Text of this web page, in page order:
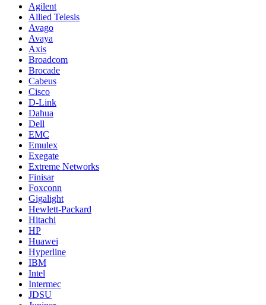
Agilent
Allied Telesis
Avago
Avaya
Axis
Broadcom
Brocade
Cabeus
Cisco
D-Link
Dahua
Dell
EMC
Emulex
Exegate
Extreme Networks
Finisar
Foxconn
Gigalight
Hewlett-Packard
Hitachi
HP
Huawei
Hyperline
IBM
Intel
Intermec
JDSU